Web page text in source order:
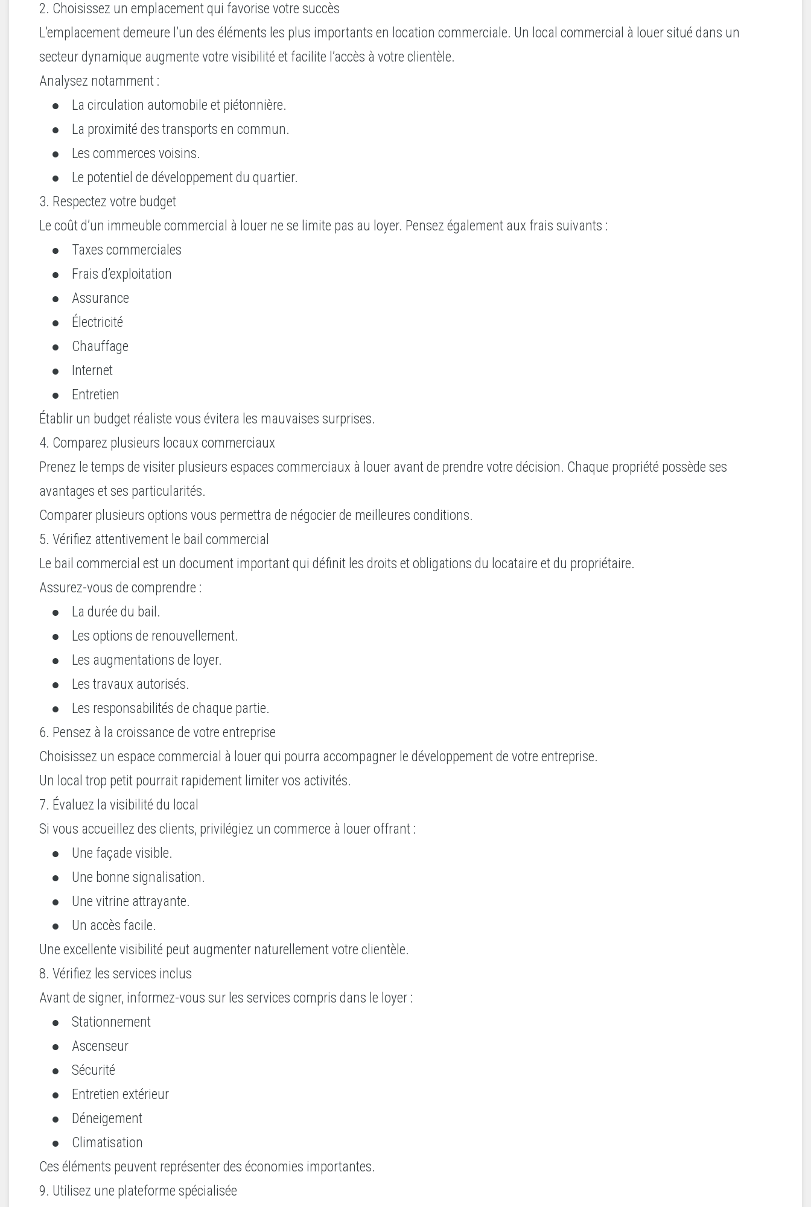
2. Choisissez un emplacement qui favorise votre succès
L’emplacement demeure l’un des éléments les plus importants en location commerciale. Un local commercial à louer situé dans un
secteur dynamique augmente votre visibilité et facilite l’accès à votre clientèle.
Analysez notamment :
● La circulation automobile et piétonnière.
● La proximité des transports en commun.
● Les commerces voisins.
● Le potentiel de développement du quartier.
3. Respectez votre budget
Le coût d’un immeuble commercial à louer ne se limite pas au loyer. Pensez également aux frais suivants :
● Taxes commerciales
● Frais d’exploitation
● Assurance
● Électricité
● Chauffage
● Internet
● Entretien
Établir un budget réaliste vous évitera les mauvaises surprises.
4. Comparez plusieurs locaux commerciaux
Prenez le temps de visiter plusieurs espaces commerciaux à louer avant de prendre votre décision. Chaque propriété possède ses
avantages et ses particularités.
Comparer plusieurs options vous permettra de négocier de meilleures conditions.
5. Vérifiez attentivement le bail commercial
Le bail commercial est un document important qui définit les droits et obligations du locataire et du propriétaire.
Assurez-vous de comprendre :
● La durée du bail.
● Les options de renouvellement.
● Les augmentations de loyer.
● Les travaux autorisés.
● Les responsabilités de chaque partie.
6. Pensez à la croissance de votre entreprise
Choisissez un espace commercial à louer qui pourra accompagner le développement de votre entreprise.
Un local trop petit pourrait rapidement limiter vos activités.
7. Évaluez la visibilité du local
Si vous accueillez des clients, privilégiez un commerce à louer offrant :
● Une façade visible.
● Une bonne signalisation.
● Une vitrine attrayante.
● Un accès facile.
Une excellente visibilité peut augmenter naturellement votre clientèle.
8. Vérifiez les services inclus
Avant de signer, informez-vous sur les services compris dans le loyer :
● Stationnement
● Ascenseur
● Sécurité
● Entretien extérieur
● Déneigement
● Climatisation
Ces éléments peuvent représenter des économies importantes.
9. Utilisez une plateforme spécialisée